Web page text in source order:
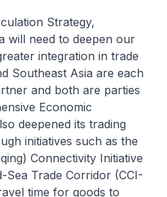
Strategy,
will need to deepen our
integration in trade
Southeast Asia are each
and both are parties
Economic
deepened its trading
initiatives such as the
Connectivity Initiative
Sea Trade Corridor (CCI-
time for goods to